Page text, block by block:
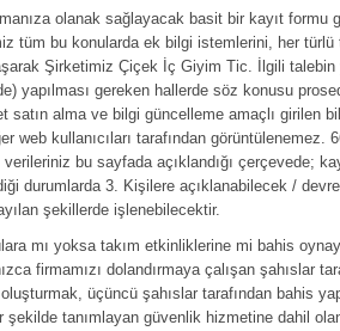
olanak sağlayacak basit bir kayıt formu
tüm bu konularda ek bilgi istemlerini, her
Şirketimiz Çiçek İç Giyim Tic. İlgili
yapılması gereken hallerde söz konusu
alma ve bilgi güncelleme amaçlı girilen
web kullanıcıları tarafından görüntülenemez.
bu sayfada açıklandığı çerçevede;
durumlarda 3. Kişilere açıklanabilecek /
şekillerde işlenebilecektir.
mı yoksa takım etkinliklerine mi bahis
firmamızı dolandırmaya çalışan şahıslar
üçüncü şahıslar tarafından bahis
şekilde tanımlayan güvenlik hizmetine dahil